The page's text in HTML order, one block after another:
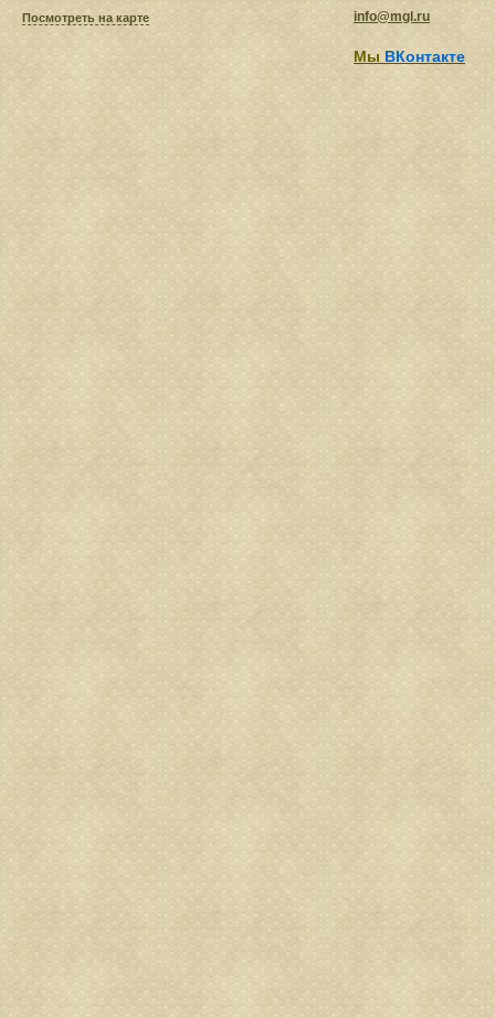
Посмотреть на карте info@mgl.ru
Мы ВКонтакте